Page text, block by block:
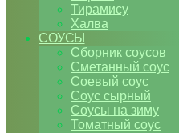
Тирамису
Халва
СОУСЫ
Сборник соусов
Сметанный соус
Соевый соус
Соус сырный
Соусы на зиму
Томатный соус